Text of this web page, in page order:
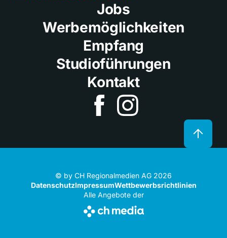
Jobs
Werbemöglichkeiten
Empfang
Studioführungen
Kontakt
© by CH Regionalmedien AG 2026
DatenschutzImpressumWettbewerbsrichtlinien
Alle Angebote der